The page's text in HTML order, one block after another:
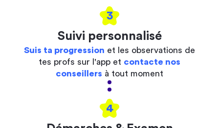
3
Suivi personnalisé
Suis ta progression et les observations de
tes profs sur l'app et contacte nos
conseillers à tout moment
4